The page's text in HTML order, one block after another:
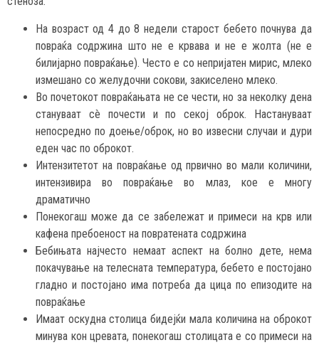
На возраст од 4 до 8 недели старост бебето почнува да
повраќа содржина што не е крвава и не е жолта (не е
билијарно повраќање). Често е со непријатен мирис, млеко
измешано со желудочни сокови, закиселено млеко.
Во почетокот повраќањата не се чести, но за неколку дена
стануваат сè почести и по секој оброк. Настануваат
непосредно по доење/оброк, но во извесни случаи и дури
еден час по оброкот.
Интензитетот на повраќање од првично во мали количини,
интензивира во повраќање во млаз, кое е многу
драматично
Понекогаш може да се забележат и примеси на крв или
кафена пребоеност на повратената содржина
Бебињата најчесто немаат аспект на болно дете, нема
покачување на телесната температура, бебето е постојано
гладно и постојано има потреба да цица по епизодите на
повраќање
Имаат оскудна столица бидејќи мала количина на оброкот
минува кон цревата, понекогаш столицата е со примеси на